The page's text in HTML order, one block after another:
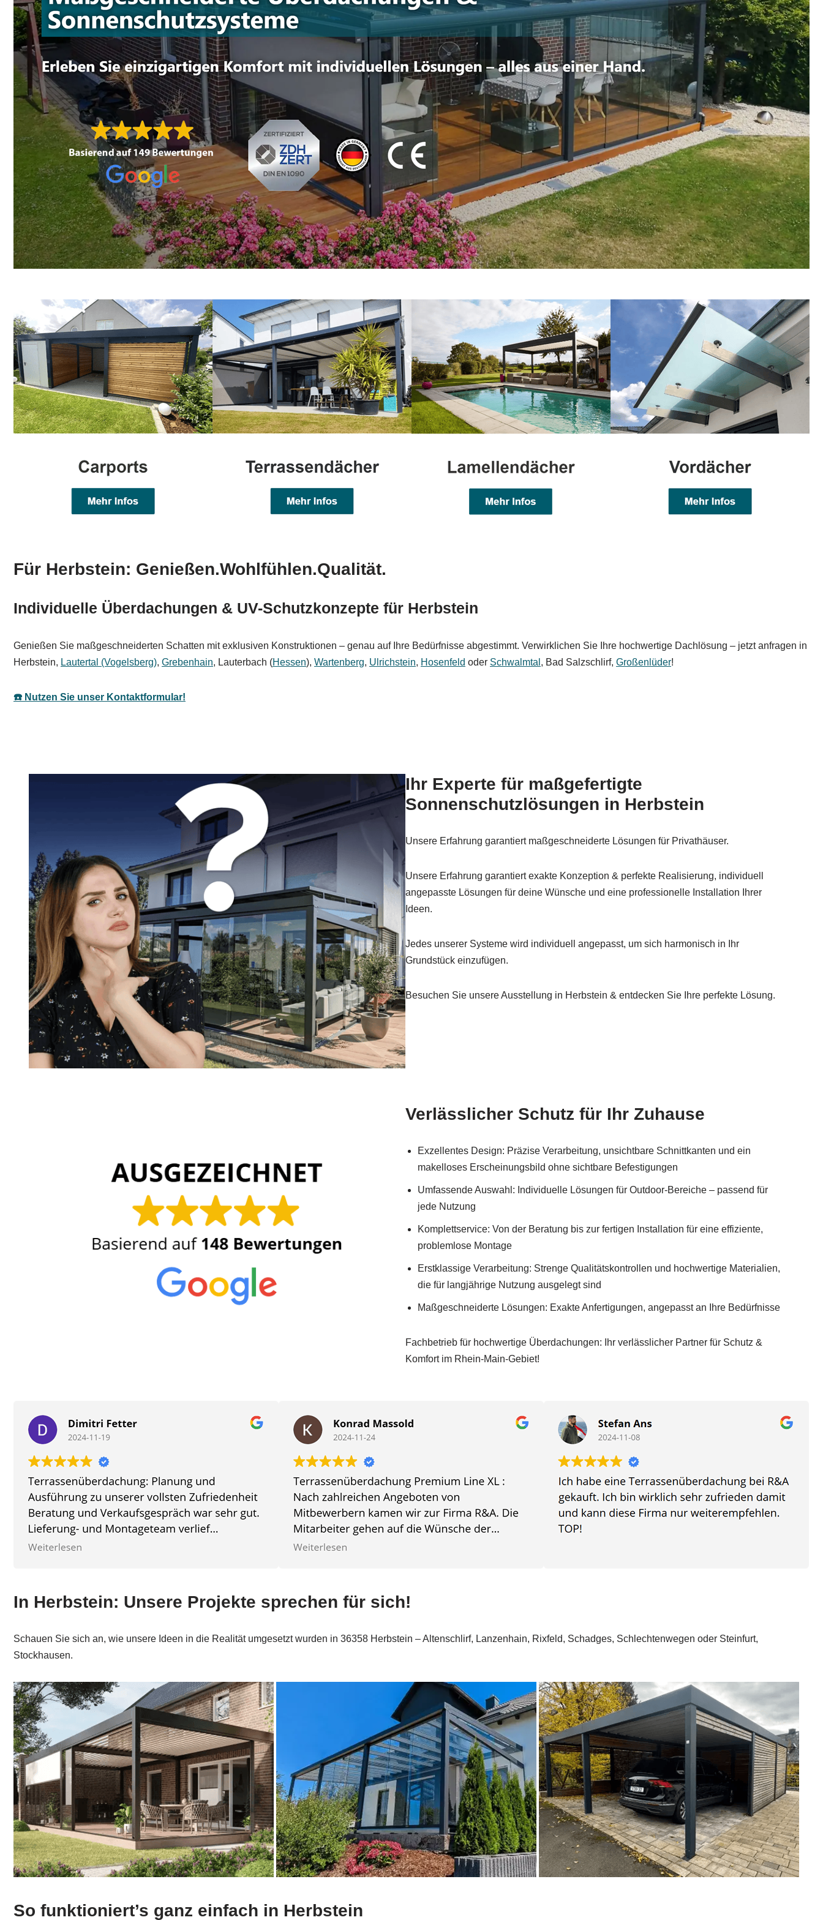
Für Herbstein: Genießen.Wohlfühlen.Qualität.
Individuelle Überdachungen & UV-Schutzkonzepte für Herbstein
Genießen Sie maßgeschneiderten Schatten mit exklusiven Konstruktionen – genau auf Ihre Bedürfnisse abgestimmt. Verwirklichen Sie Ihre hochwertige Dachlösung – jetzt anfragen in
Herbstein, Lautertal (Vogelsberg), Grebenhain, Lauterbach (Hessen), Wartenberg, Ulrichstein, Hosenfeld oder Schwalmtal , Bad Salzschlirf, Großenlüder!
☎️ Nutzen Sie unser Kontaktformular!
Ihr Experte für maßgefertigte
Sonnenschutzlösungen in Herbstein
Unsere Erfahrung garantiert maßgeschneiderte Lösungen für Privathäuser.
Unsere Erfahrung garantiert exakte Konzeption & perfekte Realisierung, individuell
angepasste Lösungen für deine Wünsche und eine professionelle Installation Ihrer
Ideen.
Jedes unserer Systeme wird individuell angepasst, um sich harmonisch in Ihr
Grundstück einzufügen.
Besuchen Sie unsere Ausstellung in Herbstein & entdecken Sie Ihre perfekte Lösung.
Verlässlicher Schutz für Ihr Zuhause
Exzellentes Design: Präzise Verarbeitung, unsichtbare Schnittkanten und ein
makelloses Erscheinungsbild ohne sichtbare Befestigungen
Umfassende Auswahl: Individuelle Lösungen für Outdoor-Bereiche – passend für
jede Nutzung
Komplettservice: Von der Beratung bis zur fertigen Installation für eine effiziente,
problemlose Montage
Erstklassige Verarbeitung: Strenge Qualitätskontrollen und hochwertige Materialien,
die für langjährige Nutzung ausgelegt sind
Maßgeschneiderte Lösungen: Exakte Anfertigungen, angepasst an Ihre Bedürfnisse
Fachbetrieb für hochwertige Überdachungen: Ihr verlässlicher Partner für Schutz &
Komfort im Rhein-Main-Gebiet!
In Herbstein: Unsere Projekte sprechen für sich!
Schauen Sie sich an, wie unsere Ideen in die Realität umgesetzt wurden in 36358 Herbstein – Altenschlirf, Lanzenhain, Rixfeld, Schadges, Schlechtenwegen oder Steinfurt,
Stockhausen.
So funktioniert’s ganz einfach in Herbstein